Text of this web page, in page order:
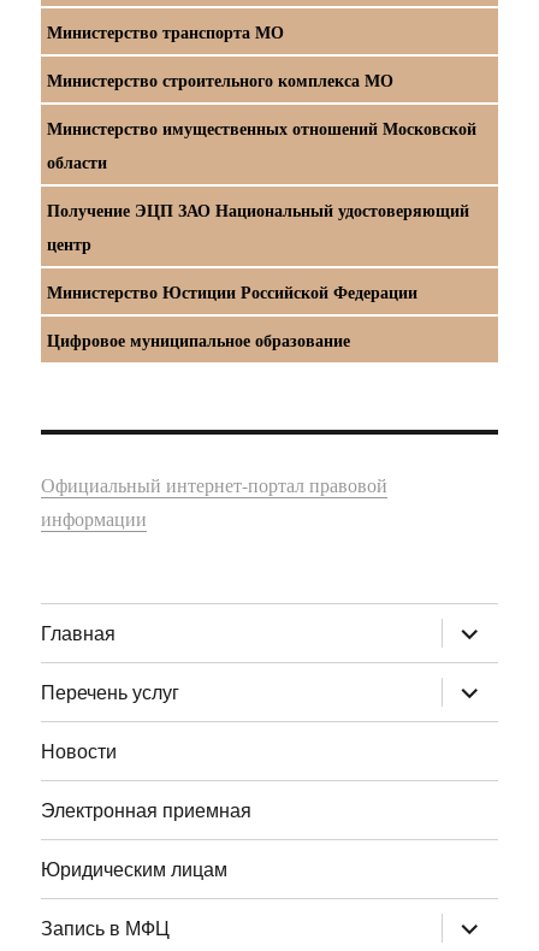
Министерство транспорта МО
Министерство строительного комплекса МО
Министерство имущественных отношений Московской
области
Получение ЭЦП ЗАО Национальный удостоверяющий
центр
Министерство Юстиции Российской Федерации
Цифровое муниципальное образование
Официальный интернет-портал правовой
информации
Главная раскрыть
дочернее
меню
Перечень услуг
раскрыть
дочернее
меню
Новости
Электронная приемная
Юридическим лицам
Запись в МФЦ раскрыть
дочернее